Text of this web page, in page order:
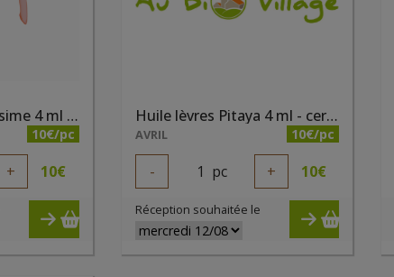
Huile lèvres Nudissime 4 ml - certifiée bio
10€/pc
+ 10€
Huile lèvres Pitaya 4 ml - certifiée bio
AVRIL 10€/pc
- 1 pc + 10€
Réception souhaitée le